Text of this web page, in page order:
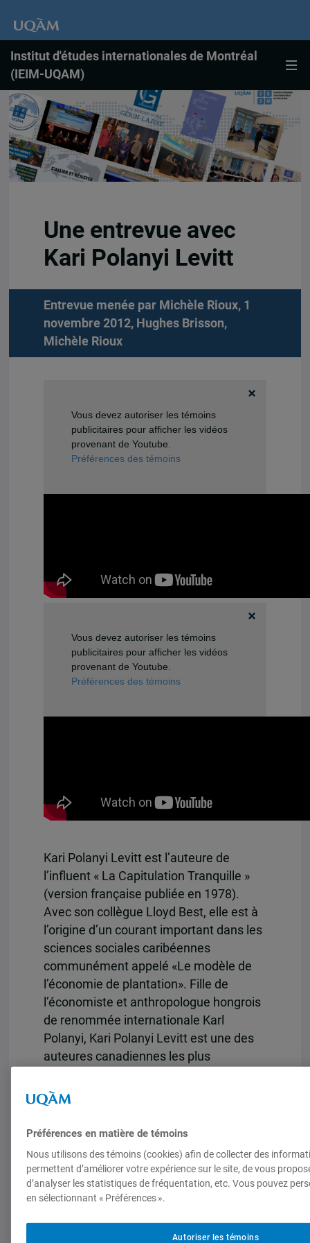
Institut d'études internationales de Montréal
(IEIM-UQAM)
Une entrevue avec
Kari Polanyi Levitt
Entrevue menée par Michèle Rioux, 1
novembre 2012, Hughes Brisson,
Michèle Rioux
Vous devez autoriser les témoins
publicitaires pour afficher les vidéos
provenant de Youtube.
Préférences des témoins
Vous devez autoriser les témoins
publicitaires pour afficher les vidéos
provenant de Youtube.
Préférences des témoins
Kari Polanyi Levitt est l’auteure de
l’influent « La Capitulation Tranquille »
(version française publiée en 1978).
Avec son collègue Lloyd Best, elle est à
l’origine d’un courant important dans les
sciences sociales caribéennes
communément appelé «Le modèle de
l’économie de plantation». Fille de
l’économiste et anthropologue hongrois
de renommée internationale Karl
Polanyi, Kari Polanyi Levitt est une des
auteures canadiennes les plus
internationale et en sociologie du
développement. Nous sommes heureux
de vous présenter une entrevue menée
par Michèle Rioux en 2012.
Entrevue menée par Michèle Rioux.
Caméra et son: Philippe Langlois
Préférences en matière de témoins
Nous utilisons des témoins (cookies) afin de collecter des
permettent d’améliorer votre expérience sur le site, de vous
d’analyser les statistiques de fréquentation, etc. Vous pouvez
en sélectionnant « Préférences ».
Autoriser les témoins